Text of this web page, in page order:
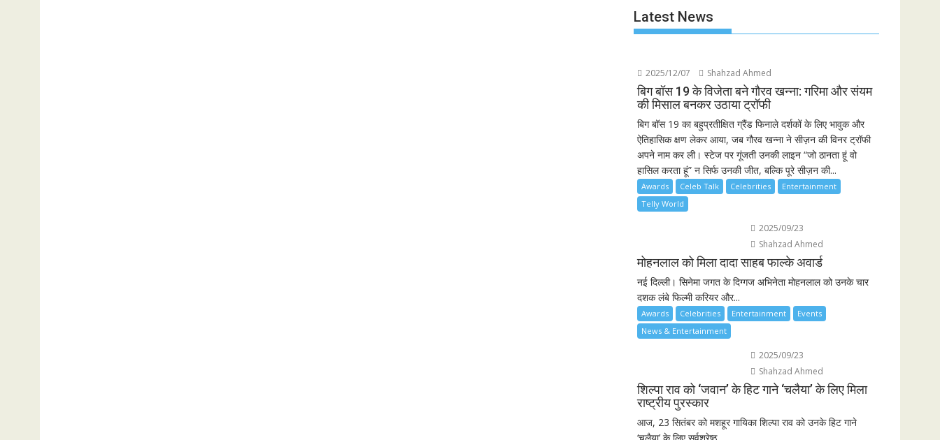
Latest News
2025/12/07 Shahzad Ahmed
बिग बॉस 19 के विजेता बने गौरव खन्ना: गरिमा और संयम
की मिसाल बनकर उठाया ट्रॉफी
बिग बॉस 19 का बहुप्रतीक्षित ग्रैंड फिनाले दर्शकों के लिए भावुक और
ऐतिहासिक क्षण लेकर आया, जब गौरव खन्ना ने सीज़न की विनर ट्रॉफी
अपने नाम कर ली। स्टेज पर गूंजती उनकी लाइन “जो ठानता हूं वो
हासिल करता हूं” न सिर्फ उनकी जीत, बल्कि पूरे सीज़न की...
Awards Celeb Talk Celebrities
Entertainment
Telly World
2025/09/23
Shahzad Ahmed
मोहनलाल को मिला दादा साहब फाल्के अवार्ड
नई दिल्ली। सिनेमा जगत के दिग्गज अभिनेता मोहनलाल को उनके चार
दशक लंबे फिल्मी करियर और...
Awards Celebrities Entertainment
Events
News & Entertainment
2025/09/23
Shahzad Ahmed
शिल्पा राव को ‘जवान’ के हिट गाने ‘चलैया’ के लिए मिला
राष्ट्रीय पुरस्कार
आज, 23 सितंबर को मशहूर गायिका शिल्पा राव को उनके हिट गाने
‘चलैया’ के लिए सर्वश्रेष्ठ...